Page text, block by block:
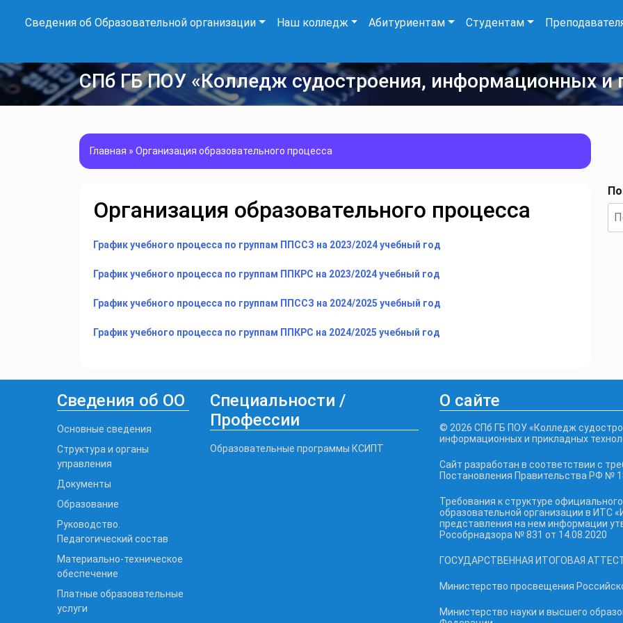
Сведения об Образовательной организации Наш колледж Абитуриентам Студентам
СПб ГБ ПОУ «Колледж судостроения, информационных и
Главная » Организация образовательного процесса
Организация образовательного процесса
График учебного процесса по группам ППССЗ на 2023/2024 учебный год
График учебного процесса по группам ППКРС на 2023/2024 учебный год
График учебного процесса по группам ППССЗ на 2024/2025 учебный год
График учебного процесса по группам ППКРС на 2024/2025 учебный год
Сведения об ОО
Основные сведения
Структура и органы
управления
Документы
Образование
Руководство.
Педагогический состав
Материально-техническое
обеспечение
Платные образовательные
услуги
Специальности /
Профессии
Образовательные программы КСИПТ
О сайте
© 2026 СПб ГБ ПОУ «Колледж
информационных и прикладных
Сайт разработан в соответствии с
Постановления Правительства РФ №
Требования к структуре
образовательной организации в ИТС
представления на нем информации
Рособрнадзора № 831 от 14.08.2020
ГОСУДАРСТВЕННАЯ ИТОГОВАЯ
Министерство просвещения
Министерство науки и высшего